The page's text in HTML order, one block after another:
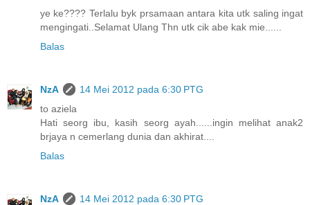
ye ke???? Terlalu byk prsamaan antara kita utk saling ingat
mengingati..Selamat Ulang Thn utk cik abe kak mie......
Balas
NzA
14 Mei 2012 pada 6:30 PTG
to aziela
Hati seorg ibu, kasih seorg ayah......ingin melihat anak2
brjaya n cemerlang dunia dan akhirat....
Balas
NzA
14 Mei 2012 pada 6:30 PTG